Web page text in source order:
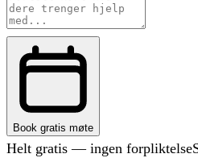
Book gratis møte
Helt gratis — ingen forpliktelse